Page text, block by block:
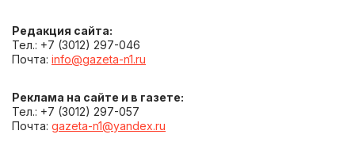
Редакция сайта:
Тел.: +7 (3012) 297-046
Почта: info@gazeta-n1.ru
Реклама на сайте и в газете:
Тел.: +7 (3012) 297-057
Почта: gazeta-n1@yandex.ru